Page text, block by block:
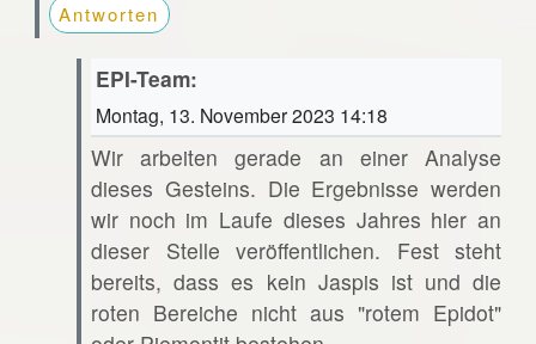
Antworten
EPI-Team:
Montag, 13. November 2023 14:18
Wir arbeiten gerade an einer Analyse
dieses Gesteins. Die Ergebnisse werden
wir noch im Laufe dieses Jahres hier an
dieser Stelle veröffentlichen. Fest steht
bereits, dass es kein Jaspis ist und die
roten Bereiche nicht aus "rotem Epidot"